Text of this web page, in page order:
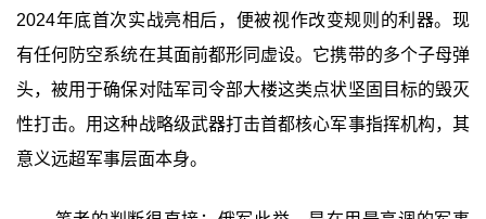
2024年底首次实战亮相后，便被视作改变规则的利器。现
有任何防空系统在其面前都形同虚设。它携带的多个子母弹
头，被用于确保对陆军司令部大楼这类点状坚固目标的毁灭
性打击。用这种战略级武器打击首都核心军事指挥机构，其
意义远超军事层面本身。